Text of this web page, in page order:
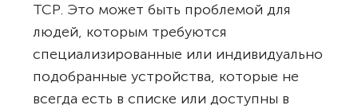
ТСР. Это может быть проблемой для
людей, которым требуются
специализированные или индивидуально
подобранные устройства, которые не
всегда есть в списке или доступны в